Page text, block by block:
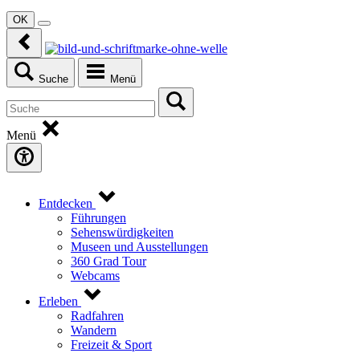
OK
Suche Menü
Menü
Entdecken
Führungen
Sehenswürdigkeiten
Museen und Ausstellungen
360 Grad Tour
Webcams
Erleben
Radfahren
Wandern
Freizeit & Sport